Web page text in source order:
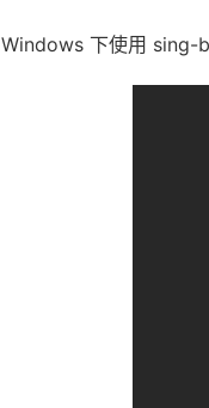
Windows 下使用 sing-